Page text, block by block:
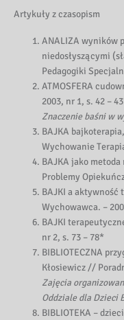
Artykuły z czasopism
ANALIZA wyników
niedosłyszącymi
Pedagogiki
ATMOSFERA
2003, nr 1, s. 42 –
Znaczenie baśni w
BAJKA
Wychowanie
BAJKA jako
Problemy
BAJKI a aktywność
Wychowawca. –
BAJKI
nr 2, s. 73 – 78*
BIBLIOTECZNA
Kłosiewicz //
Zajęcia
Oddziale dla Dzieci
BIBLIOTEKA –